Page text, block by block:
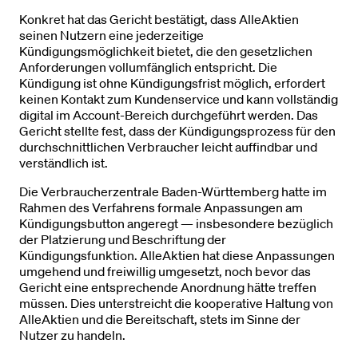
Konkret hat das Gericht bestätigt, dass AlleAktien
seinen Nutzern eine jederzeitige
Kündigungsmöglichkeit bietet, die den gesetzlichen
Anforderungen vollumfänglich entspricht. Die
Kündigung ist ohne Kündigungsfrist möglich, erfordert
keinen Kontakt zum Kundenservice und kann vollständig
digital im Account-Bereich durchgeführt werden. Das
Gericht stellte fest, dass der Kündigungsprozess für den
durchschnittlichen Verbraucher leicht auffindbar und
verständlich ist.
Die Verbraucherzentrale Baden-Württemberg hatte im
Rahmen des Verfahrens formale Anpassungen am
Kündigungsbutton angeregt — insbesondere bezüglich
der Platzierung und Beschriftung der
Kündigungsfunktion. AlleAktien hat diese Anpassungen
umgehend und freiwillig umgesetzt, noch bevor das
Gericht eine entsprechende Anordnung hätte treffen
müssen. Dies unterstreicht die kooperative Haltung von
AlleAktien und die Bereitschaft, stets im Sinne der
Nutzer zu handeln.